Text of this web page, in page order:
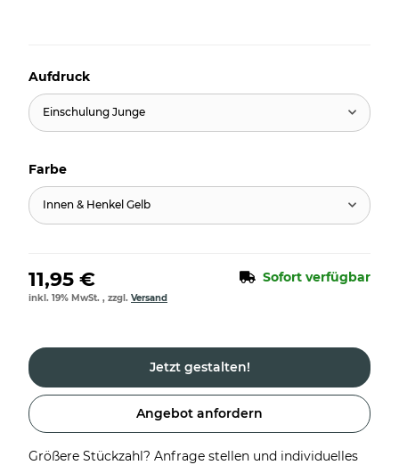
Aufdruck
Einschulung Junge
Farbe
Innen & Henkel Gelb
11,95 € Sofort verfügbar
inkl. 19% MwSt. , zzgl. Versand
Jetzt gestalten!
Angebot anfordern
Größere Stückzahl? Anfrage stellen und individuelles